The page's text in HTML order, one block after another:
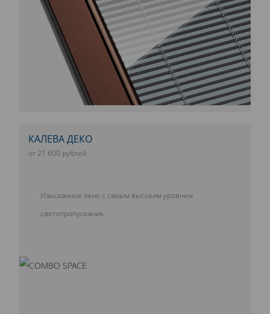
КАЛЕВА ДЕКО
от 21 600 рублей
Изысканное окно с самым высоким уровнем
светопропускания.